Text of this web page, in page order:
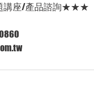
座/產品諮詢★★★